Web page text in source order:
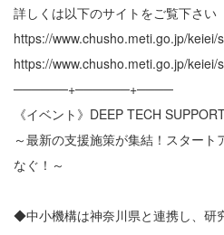
詳しくは以下のサイトをご覧下さい
https://www.chusho.meti.go.jp/
https://www.chusho.meti.go.jp/
──────+──────+────
《イベント》DEEP TECH
～最新の支援施策が集結！スター
なぐ！～
◆中小機構は神奈川県と連携し、研